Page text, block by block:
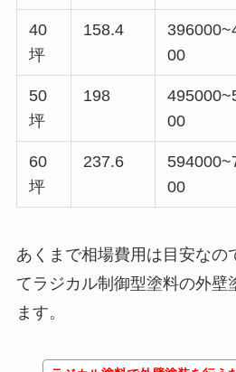
40
坪
158.4
00
50
坪
198
00
60
坪
237.6
00
あくまで相場費用は目安なの
てラジカル制御型塗料の外壁
ます。